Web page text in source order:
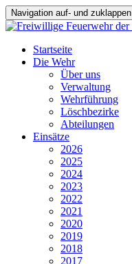
Navigation auf- und zuklappen
Startseite
Die Wehr
Über uns
Verwaltung
Wehrführung
Löschbezirke
Abteilungen
Einsätze
2026
2025
2024
2023
2022
2021
2020
2019
2018
2017